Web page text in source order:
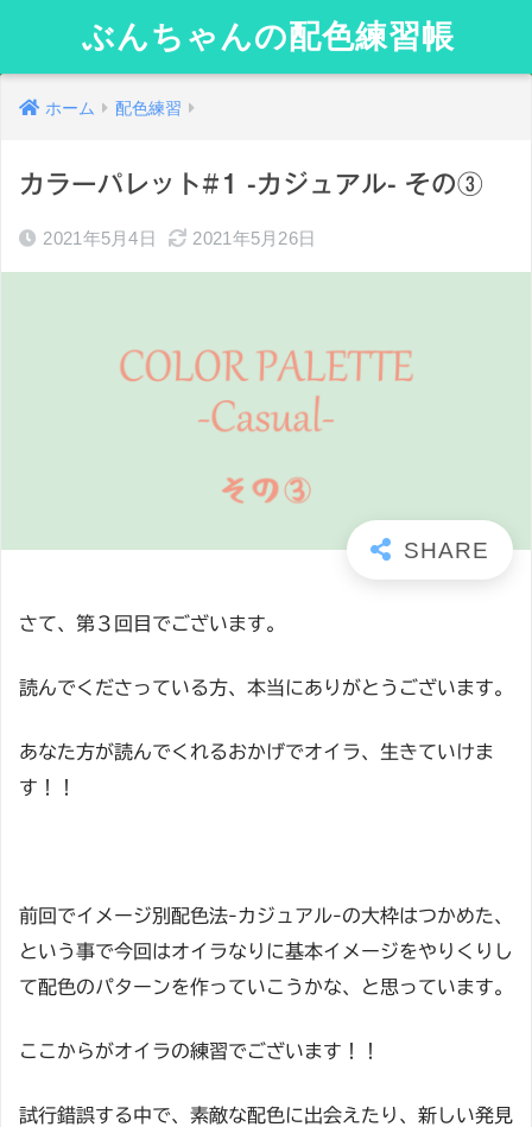
ぶんちゃんの配色練習帳
ホーム 配色練習
カラーパレット#1 -カジュアル- その③
2021年5月4日 2021年5月26日
さて、第３回目でございます。
読んでくださっている方、本当にありがとうございます。
あなた方が読んでくれるおかげでオイラ、生きていけま
す！！
前回でイメージ別配色法-カジュアル-の大枠はつかめた、
という事で今回はオイラなりに基本イメージをやりくりし
て配色のパターンを作っていこうかな、と思っています。
ここからがオイラの練習でございます！！
試行錯誤する中で、素敵な配色に出会えたり、新しい発見